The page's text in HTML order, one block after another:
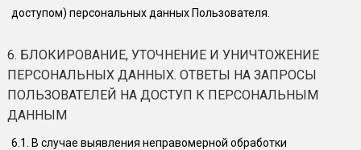
доступом) персональных данных Пользователя.
6. БЛОКИРОВАНИЕ, УТОЧНЕНИЕ И УНИЧТОЖЕНИЕ
ПЕРСОНАЛЬНЫХ ДАННЫХ. ОТВЕТЫ НА ЗАПРОСЫ
ПОЛЬЗОВАТЕЛЕЙ НА ДОСТУП К ПЕРСОНАЛЬНЫМ
ДАННЫМ
6.1.
В случае выявления неправомерной обработки